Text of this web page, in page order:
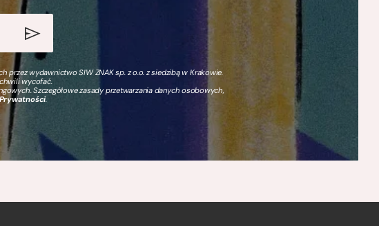
wydawnictwo SIW ZNAK sp. z o.o. z siedzibą w Krakowie.
wycofać.
Szczegółowe zasady przetwarzania danych osobowych,
.